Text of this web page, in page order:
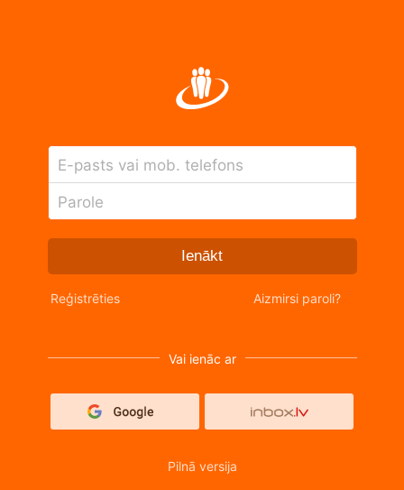
E-pasts vai mob. telefons
Parole
Ienākt
Reģistrēties Aizmirsi paroli?
Vai ienāc ar
Pilnā versija